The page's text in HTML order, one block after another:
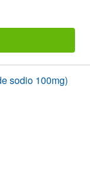
sodio 100mg)